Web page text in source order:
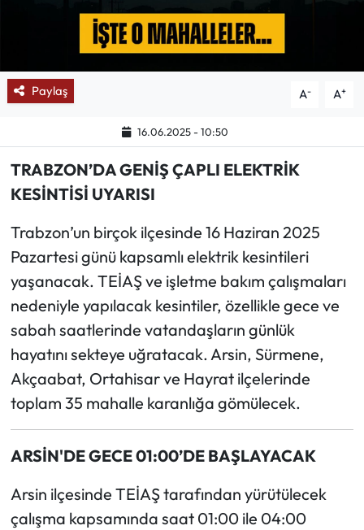
Paylaş A- A+
16.06.2025 - 10:50
TRABZON’DA GENİŞ ÇAPLI ELEKTRİK
KESİNTİSİ UYARISI
Trabzon’un birçok ilçesinde 16 Haziran 2025
Pazartesi günü kapsamlı elektrik kesintileri
yaşanacak. TEİAŞ ve işletme bakım çalışmaları
nedeniyle yapılacak kesintiler, özellikle gece ve
sabah saatlerinde vatandaşların günlük
hayatını sekteye uğratacak. Arsin, Sürmene,
Akçaabat, Ortahisar ve Hayrat ilçelerinde
toplam 35 mahalle karanlığa gömülecek.
ARSİN'DE GECE 01:00’DE BAŞLAYACAK
Arsin ilçesinde TEİAŞ tarafından yürütülecek
çalışma kapsamında saat 01:00 ile 04:00
Manşet
Karikatür Galeri
BIK
ASTROLOJİ
Spor Yazıları
Mektup Galeri
Ekonomi
Sağlık
Turizm